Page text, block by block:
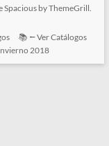
Spaciousby ThemeGrill.
📚 ⭠ Ver Catálogos
2018